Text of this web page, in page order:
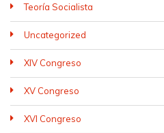
Teoría Socialista
Uncategorized
XIV Congreso
XV Congreso
XVI Congreso